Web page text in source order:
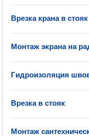
Врезка крана в стояк
Монтаж экрана на
Гидроизоляция
Врезка в стояк
Монтаж